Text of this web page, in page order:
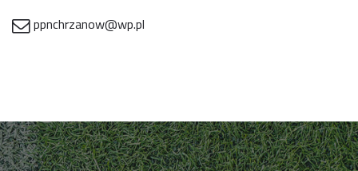
ppnchrzanow@wp.pl